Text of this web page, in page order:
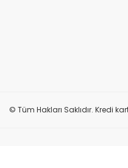
© Tüm Hakları Saklıdır. Kredi